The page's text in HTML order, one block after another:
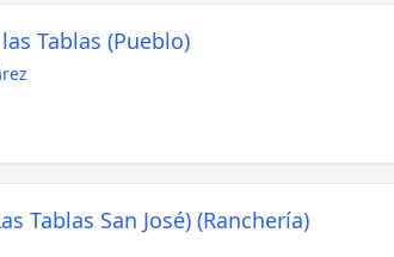
Tablas (Pueblo)
Tablas San José) (Ranchería)